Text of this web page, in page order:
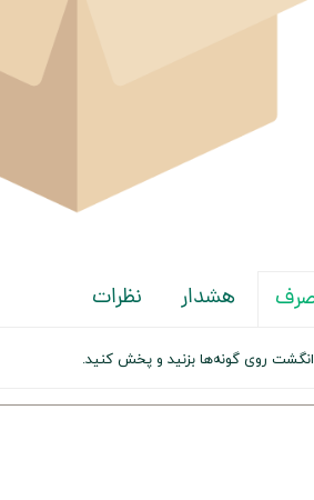
هشدار نظرات
انگشت روی گونه‌ها بزنید و پخش کنید.